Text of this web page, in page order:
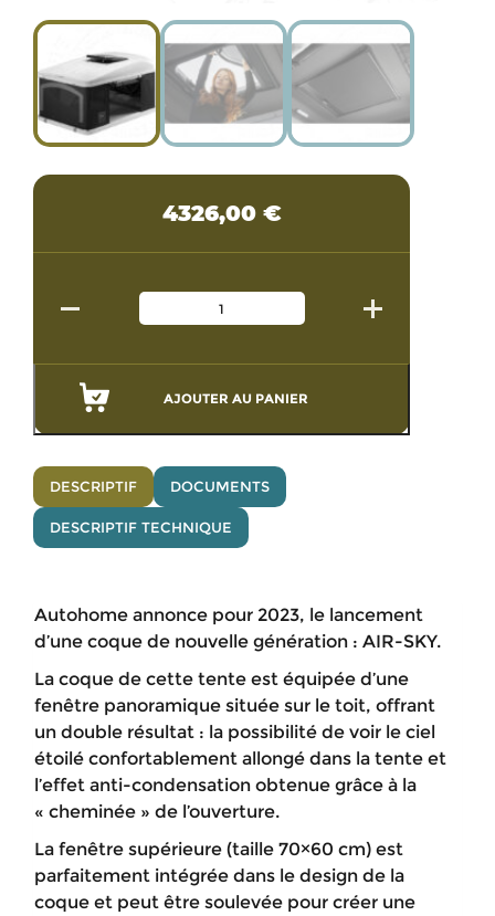
AJOUTER AU PANIER
4326,00 €
DESCRIPTIF DOCUMENTS
DESCRIPTIF TECHNIQUE
Autohome annonce pour 2023, le lancement
d’une coque de nouvelle génération : AIR-SKY.
La coque de cette tente est équipée d’une
fenêtre panoramique située sur le toit, offrant
un double résultat : la possibilité de voir le ciel
étoilé confortablement allongé dans la tente et
l’effet anti-condensation obtenue grâce à la
« cheminée » de l’ouverture.
La fenêtre supérieure (taille 70×60 cm) est
parfaitement intégrée dans le design de la
coque et peut être soulevée pour créer une